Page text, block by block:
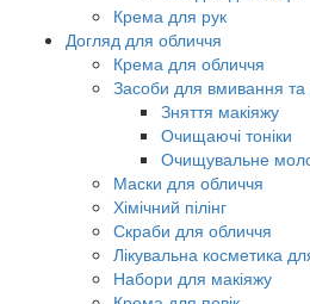
Крема для рук
Догляд для обличчя
Крема для обличчя
Засоби для вмивання та
Зняття макіяжу
Очищаючі тоніки
Очищувальне
Маски для обличчя
Хімічний пілінг
Скраби для обличчя
Лікувальна косметика
Набори для макіяжу